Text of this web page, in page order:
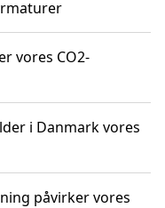
vores CO2-
i Danmark vores
påvirker vores